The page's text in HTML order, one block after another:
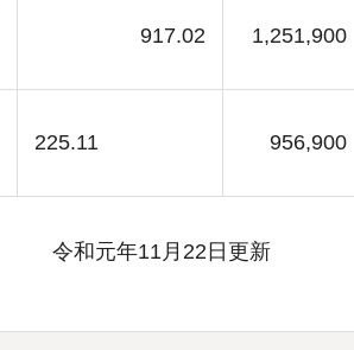
917.02 1,251,900
225.11 956,900
令和元年11月22日更新